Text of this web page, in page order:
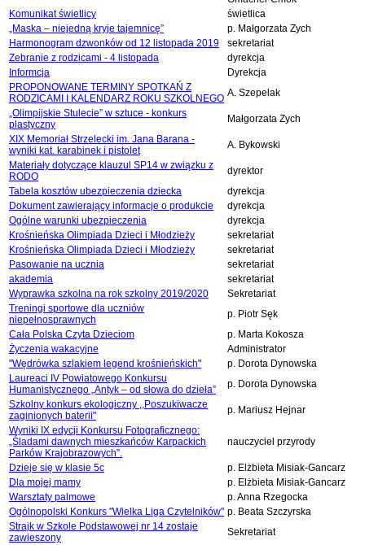
Komunikat świetlicy
świetlica
„Maska – niejedną kryje tajemnicę”
p. Małgorzata Zych
Harmonogram dzwonków od 12 listopada 2019
sekretariat
Zebranie z rodzicami - 4 listopada
dyrekcja
Informcja
Dyrekcja
PROPONOWANE TERMINY SPOTKAŃ Z
RODZICAMI I KALENDARZ ROKU SZKOLNEGO A. Szepelak
„Olimpijskie Stulecie” w sztuce - konkurs
plastyczny
Małgorzata Zych
XIX Memoriał Strzelecki im. Jana Barana -
wyniki kat. karabinek i pistolet
A. Bykowski
Materiały dotyczące klauzul SP14 w związku z
RODO
dyrektor
Tabela kosztów ubezpieczenia dziecka
dyrekcja
Dokument zawierający informacje o produkcie
dyrekcja
Ogólne warunki ubezpieczenia
dyrekcja
Krośnieńska Olimpiada Dzieci i Młodzieży
sekretariat
Krośnieńska Olimpiada Dzieci i Młodzieży
sekretariat
Pasowanie na ucznia
sekretariat
akademia
sekretariat
Wyprawka szkolna na rok szkolny 2019/2020
Sekretariat
Treningi sportowe dla uczniów
niepełnosprawnych
p. Piotr Sęk
Cała Polska Czyta Dzieciom
p. Marta Kokosza
Życzenia wakacyjne
Administrator
"Wędrówka szlakiem legend krośnieńskich"
p. Dorota Dynowska
Laureaci IV Powiatowego Konkursu
Humanistycznego „Antyk – od słowa do dzieła”
p. Dorota Dynowska
Szkolny konkurs ekologiczny ,,Poszukiwacze
zaginionych baterii"
p. Mariusz Hejnar
Wyniki IX edycji Konkursu Fotograficznego:
„Śladami dawnych mieszkańców Karpackich
Parków Krajobrazowych”.
nauczyciel przyrody
Dzieje się w klasie 5c
p. Elżbieta Misiak-Gancarz
Dla mojej mamy
p. Elżbieta Misiak-Gancarz
Warsztaty palmowe
p. Anna Rzegocka
Ogólnopolski Konkurs "Wielka Liga Czytelników" p. Beata Szczyrska
Strajk w Szkole Podstawowej nr 14 zostaje
zawieszony
Sekretariat